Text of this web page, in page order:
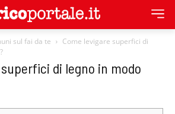
sul fai da te
Come levigare superfici di
di legno in modo